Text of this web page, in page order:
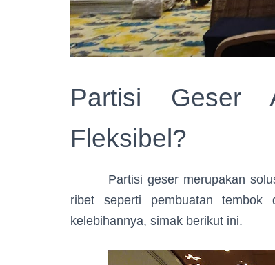
Partisi Geser
Fleksibel?
Partisi geser merupakan solusi
ribet seperti pembuatan tembok
kelebihannya, simak berikut ini.